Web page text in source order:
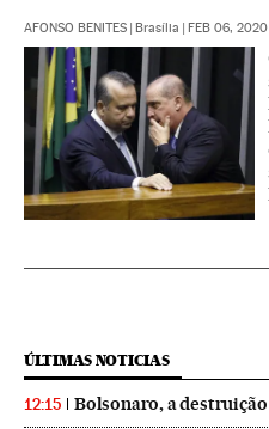
AFONSO BENITES Brasília FEB 06,
ÚLTIMAS NOTICIAS
12:15 Bolsonaro, a